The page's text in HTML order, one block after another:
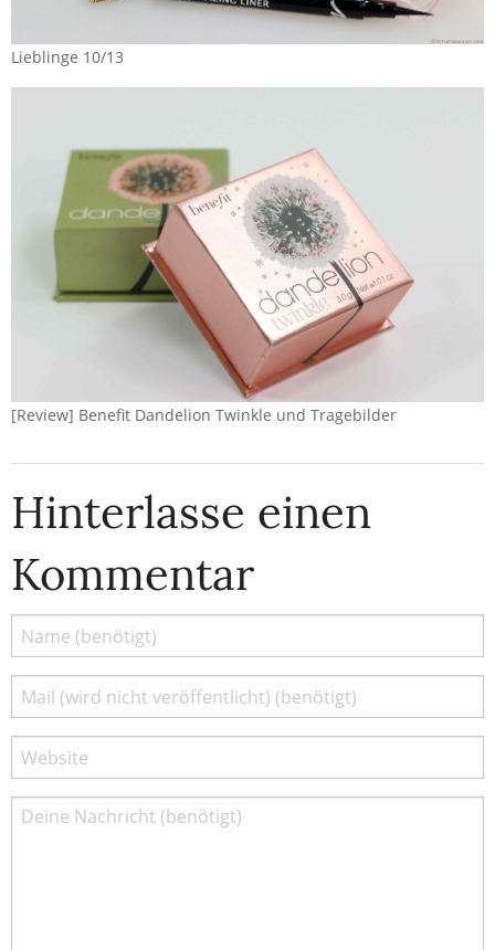
Lieblinge 10/13
[Review] Benefit Dandelion Twinkle und Tragebilder
Hinterlasse einen
Kommentar